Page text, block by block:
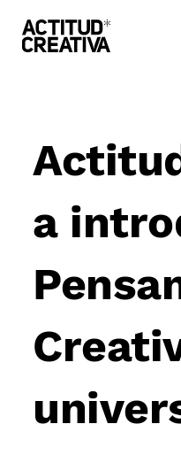
links
primary
navigation
a
navigation